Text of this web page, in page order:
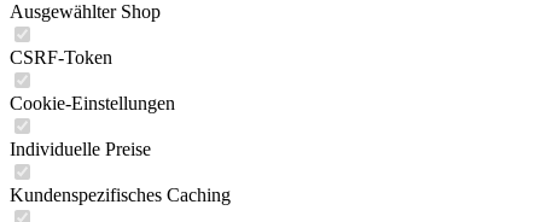
Ausgewählter Shop
CSRF-Token
Cookie-Einstellungen
Individuelle Preise
Kundenspezifisches Caching